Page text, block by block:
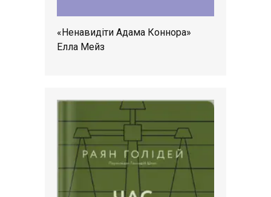
«Ненавидіти Адама Коннора»
Елла Мейз